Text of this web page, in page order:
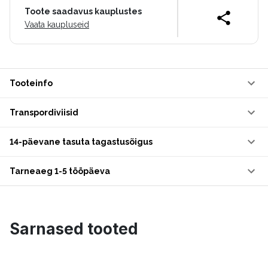
Toote saadavus kauplustes
Vaata kaupluseid
Tooteinfo
Transpordiviisid
14-päevane tasuta tagastusõigus
Tarneaeg 1-5 tööpäeva
Sarnased tooted